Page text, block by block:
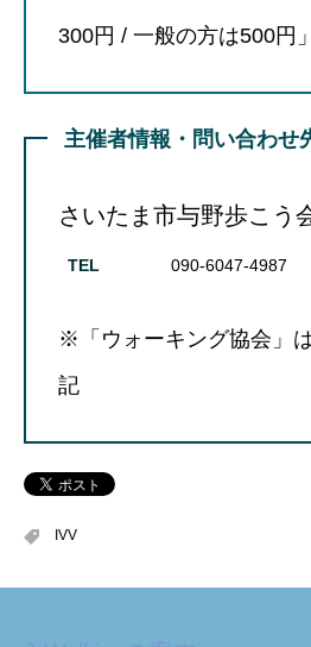
300円 / 一般の方は500円
主催者情報・問い合わせ
さいたま市与野歩こう
TEL 090-6047-4987
※「ウォーキング協会」
記
IVV